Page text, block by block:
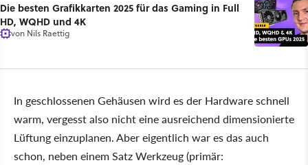
Die besten Grafikkarten 2025 für das Gaming in Full
HD, WQHD und 4K
von Nils Raettig
In geschlossenen Gehäusen wird es der Hardware schnell
warm, vergesst also nicht eine ausreichend dimensionierte
Lüftung einzuplanen. Aber eigentlich war es das auch
schon, neben einem Satz Werkzeug (primär: